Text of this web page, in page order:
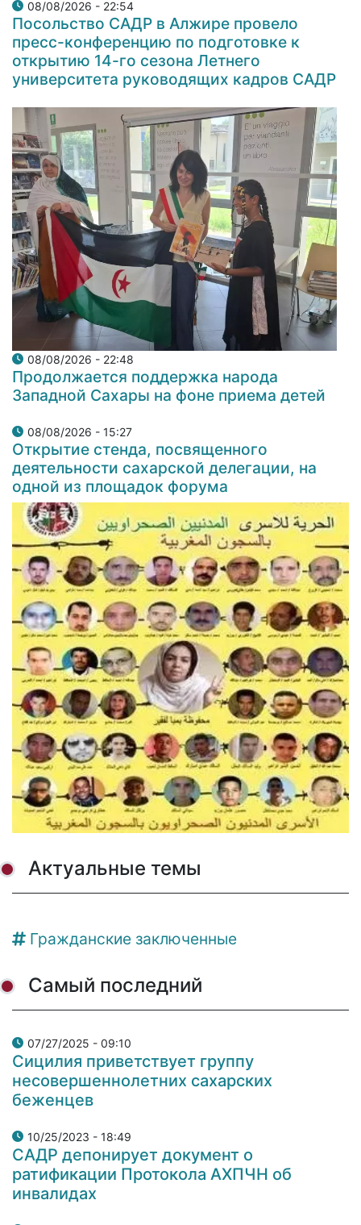
08/08/2026 - 22:54
Посольство САДР в Алжире провело
пресс-конференцию по подготовке к
открытию 14-го сезона Летнего
университета руководящих кадров САДР
08/08/2026 - 22:48
Продолжается поддержка народа
Западной Сахары на фоне приема детей
08/08/2026 - 15:27
Открытие стенда, посвященного
деятельности сахарской делегации, на
одной из площадок форума
Актуальные темы
Гражданские заключенные
Самый последний
07/27/2025 - 09:10
Сицилия приветствует группу
несовершеннолетних сахарских
беженцев
10/25/2023 - 18:49
САДР депонирует документ о
ратификации Протокола АХПЧН об
инвалидах